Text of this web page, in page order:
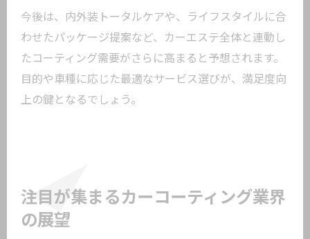
今後は、内外装トータルケアや、ライフスタイルに合
わせたパッケージ提案など、カーエステ全体と連動し
たコーティング需要がさらに高まると予想されます。
目的や車種に応じた最適なサービス選びが、満足度向
上の鍵となるでしょう。
注目が集まるカーコーティング業界
の展望